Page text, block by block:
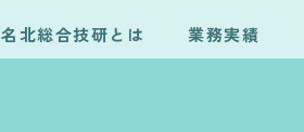
名北総合技研とは 業務実績